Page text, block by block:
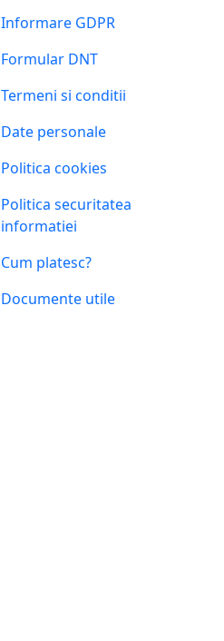
Informare GDPR
Formular DNT
Termeni si conditii
Date personale
Politica cookies
Politica securitatea
informatiei
Cum platesc?
Documente utile